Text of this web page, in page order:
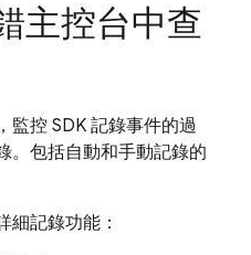
主控台中查
監控 SDK 記錄事件的過
。包括自動和手動記錄的
細記錄功能：